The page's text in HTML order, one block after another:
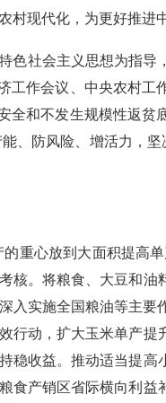
现代化，为更好推进
社会主义思想为指导
工作会议、中央农村工
全和不发生规模性返贫
、防风险、增活力，坚
心放到大面积提高
核。将粮食、大豆和油
入实施全国粮油等主要
行动，扩大玉米单产提
稳收益。推动适当提高
产销区省际横向利益